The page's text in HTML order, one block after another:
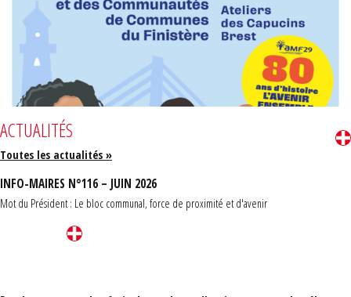
ACTUALITÉS
Toutes les actualités »
INFO-MAIRES N°116 – JUIN 2026
Mot du Président : Le bloc communal, force de proximité et d'avenir